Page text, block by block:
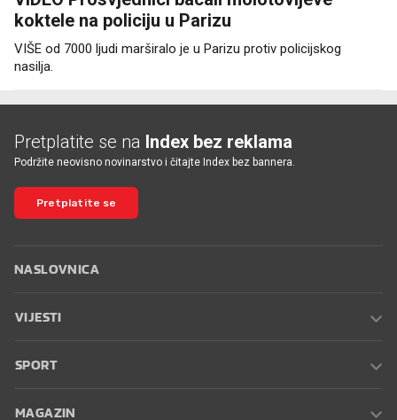
koktele na policiju u Parizu
VIŠE od 7000 ljudi marširalo je u Parizu protiv policijskog
nasilja.
Pretplatite se na Index bez reklama
Podržite neovisno novinarstvo i čitajte Index bez bannera.
Pretplatite se
NASLOVNICA
VIJESTI
SPORT
MAGAZIN